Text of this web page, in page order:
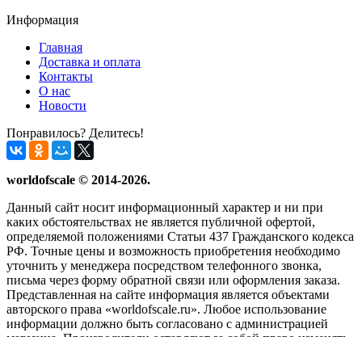
Информация
Главная
Доставка и оплата
Контакты
О нас
Новости
Понравилось? Делитесь!
worldofscale © 2014-2026.
Данный сайт носит информационный характер и ни при
каких обстоятельствах не является публичной офертой,
определяемой положениями Статьи 437 Гражданского кодекса
РФ. Точные цены и возможность приобретения необходимо
уточнить у менеджера посредством телефонного звонка,
письма через форму обратной связи или оформления заказа.
Представленная на сайте информация является объектами
авторского права «worldofscale.ru». Любое использование
информации должно быть согласовано с администрацией